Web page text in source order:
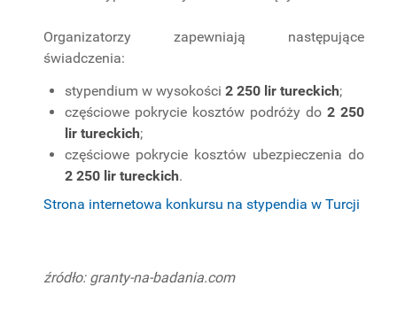
Organizatorzy zapewniają następujące
świadczenia:
stypendium w wysokości 2 250 lir tureckich;
częściowe pokrycie kosztów podróży do 2 250
lir tureckich;
częściowe pokrycie kosztów ubezpieczenia do
2 250 lir tureckich.
Strona internetowa konkursu na stypendia w Turcji
źródło: granty-na-badania.com